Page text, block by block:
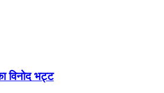
विनोद भट्ट